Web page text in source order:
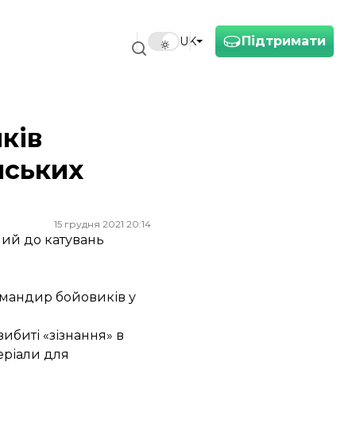
Підтримати
UK
15 грудня 2021 20:14
до катувань
бойовиків у
«зізнання» в
для